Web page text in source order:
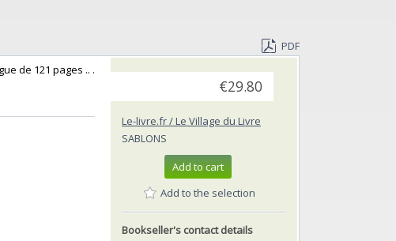
PDF
de 121 pages .. .
€29.80
Le-livre.fr / Le Village du Livre
SABLONS
Add to cart
Add to the selection
Bookseller's contact details